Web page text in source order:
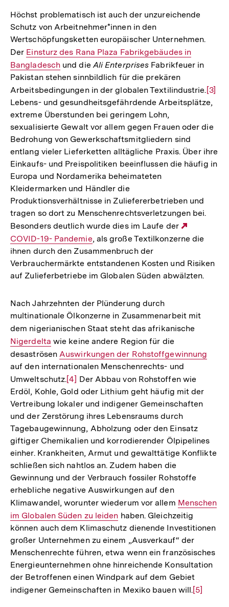
Höchst problematisch ist auch der unzureichende
Schutz von Arbeitnehmer*innen in den
Wertschöpfungsketten europäischer Unternehmen.
Der Interner
Link:
Einsturz des Rana Plaza Fabrikgebäudes in
Bangladesch und dieAli Enterprises Fabrikfeuer in
Pakistan stehen sinnbildlich für die prekären
Arbeitsbedingungen in der globalen Textilindustrie.Zur
[3]
Lebens- und gesundheitsgefährdende Arbeitsplätze,
extreme Überstunden bei geringem Lohn,
sexualisierte Gewalt vor allem gegen Frauen oder die
Bedrohung von Gewerkschaftsmitgliedern sind
entlang vieler Lieferketten alltägliche Praxis. Über ihre
Einkaufs- und Preispolitiken beeinflussen die häufig in
Europa und Nordamerika beheimateten
Kleidermarken und Händler die
Produktionsverhältnisse in Zuliefererbetrieben und
tragen so dort zu Menschenrechtsverletzungen bei.
Besonders deutlich wurde dies im Laufe der
Link:
COVID-19- Pandemie, als große Textilkonzerne die
ihnen durch den Zusammenbruch der
Verbrauchermärkte entstandenen Kosten und Risiken
auf Zulieferbetriebe im Globalen Süden abwälzten.
Nach Jahrzehnten der Plünderung durch
multinationale Ölkonzerne in Zusammenarbeit mit
dem nigerianischen Staat steht das afrikanische
Nigerdelta wie keine andere Region für die
desaströsenInterner
Link:
Auswirkungen der Rohstoffgewinnung
auf den internationalen Menschenrechts- und
Umweltschutz.Zur
Auflösung
der
Fußnote
[4] Der Abbau von Rohstoffen wie
Erdöl, Kohle, Gold oder Lithium geht häufig mit der
Vertreibung lokaler und indigener Gemeinschaften
und der Zerstörung ihres Lebensraums durch
Tagebaugewinnung, Abholzung oder den Einsatz
giftiger Chemikalien und korrodierender Ölpipelines
einher. Krankheiten, Armut und gewalttätige Konflikte
schließen sich nahtlos an. Zudem haben die
Gewinnung und der Verbrauch fossiler Rohstoffe
erhebliche negative Auswirkungen auf den
Klimawandel, worunter wiederum vor allem Interner
Link:
Menschen
im Globalen Süden zu leiden haben. Gleichzeitig
können auch dem Klimaschutz dienende Investitionen
großer Unternehmen zu einem „Ausverkauf“ der
Menschenrechte führen, etwa wenn ein französisches
Energieunternehmen ohne hinreichende Konsultation
der Betroffenen einen Windpark auf dem Gebiet
indigener Gemeinschaften in Mexiko bauen will.Zur
[5]